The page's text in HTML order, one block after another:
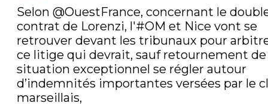
Selon @OuestFrance, concernant le
contrat de Lorenzi, l'#OM et Nice vont se
retrouver devant les tribunaux pour
ce litige qui devrait, sauf retournement de
situation exceptionnel se régler autour
d’indemnités importantes versées par le
marseillais,